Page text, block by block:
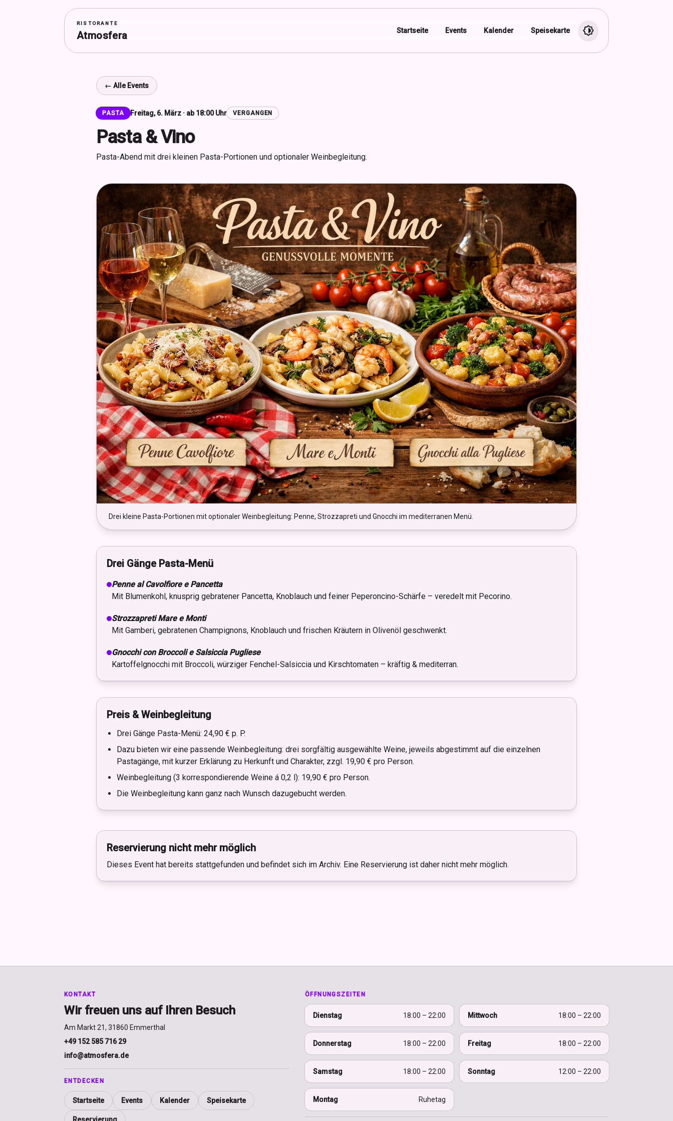
RISTORANTE
Atmosfera Startseite Events Kalender Speisekarte
← Alle Events
PASTA Freitag, 6. März · ab 18:00 Uhr VERGANGEN
Pasta & Vino
Pasta-Abend mit drei kleinen Pasta-Portionen und optionaler Weinbegleitung.
Drei kleine Pasta-Portionen mit optionaler Weinbegleitung: Penne, Strozzapreti und Gnocchi im mediterranen Menü.
Drei Gänge Pasta-Menü
Penne al Cavolfiore e Pancetta
Mit Blumenkohl, knusprig gebratener Pancetta, Knoblauch und feiner Peperoncino-Schärfe – veredelt mit Pecorino.
Strozzapreti Mare e Monti
Mit Gamberi, gebratenen Champignons, Knoblauch und frischen Kräutern in Olivenöl geschwenkt.
Gnocchi con Broccoli e Salsiccia Pugliese
Kartoffelgnocchi mit Broccoli, würziger Fenchel-Salsiccia und Kirschtomaten – kräftig & mediterran.
Preis & Weinbegleitung
Drei Gänge Pasta-Menü: 24,90 € p. P.
Dazu bieten wir eine passende Weinbegleitung: drei sorgfältig ausgewählte Weine, jeweils abgestimmt auf die einzelnen
Pastagänge, mit kurzer Erklärung zu Herkunft und Charakter, zzgl. 19,90 € pro Person.
Weinbegleitung (3 korrespondierende Weine á 0,2 l): 19,90 € pro Person.
Die Weinbegleitung kann ganz nach Wunsch dazugebucht werden.
Reservierung nicht mehr möglich
Dieses Event hat bereits stattgefunden und befindet sich im Archiv. Eine Reservierung ist daher nicht mehr möglich.
KONTAKT
Wir freuen uns auf Ihren Besuch
Am Markt 21, 31860 Emmerthal
+49 152 585 716 29
info@atmosfera.de
ENTDECKEN
Startseite Events Kalender Speisekarte
ÖFFNUNGSZEITEN
Dienstag 18:00 – 22:00 Mittwoch 18:00 – 22:00
Donnerstag 18:00 – 22:00 Freitag 18:00 – 22:00
Samstag 18:00 – 22:00 Sonntag 12:00 – 22:00
Montag Ruhetag